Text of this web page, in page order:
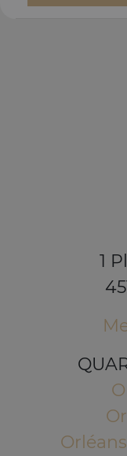
1